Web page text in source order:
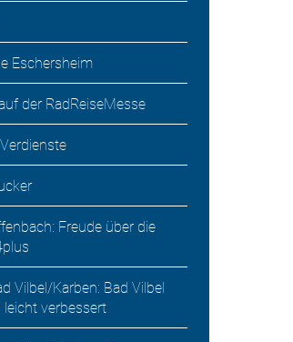
Eschersheim
der RadReiseMesse
Freude über die
Vilbel/Karben: Bad Vilbel
leicht verbessert